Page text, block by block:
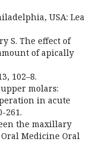
USA: Lea
S. The effect of
of apically
102–8.
molars:
in acute
261.
the maxillary
Medicine Oral